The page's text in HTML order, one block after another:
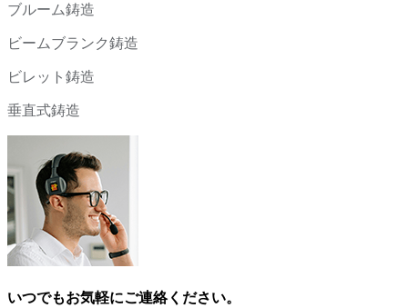
ブルーム鋳造
ビームブランク鋳造
ビレット鋳造
垂直式鋳造
いつでもお気軽にご連絡ください。